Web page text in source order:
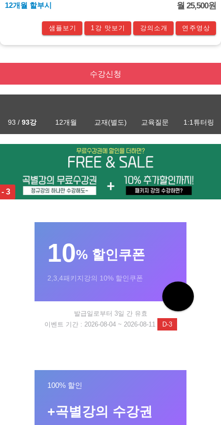
12개월 할부시 월 25,500원
샘플보기 1강 맛보기 강의소개 연주영상
수강신청
93 / 93강 12개월 교재(별도) 교육질문 1:1튜터링
3
10% 할인쿠폰
2,3,4패키지강의 10% 할인쿠폰
발급일로부터 3일 간 유효
이벤트 기간 : 2026-08-04 ~ 2026-08-11
D-3
100% 할인
+곡별강의 수강권